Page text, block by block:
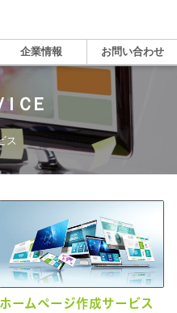
企業情報 お問い合わせ
ＣＥ
ス
ホームページ作成サービス